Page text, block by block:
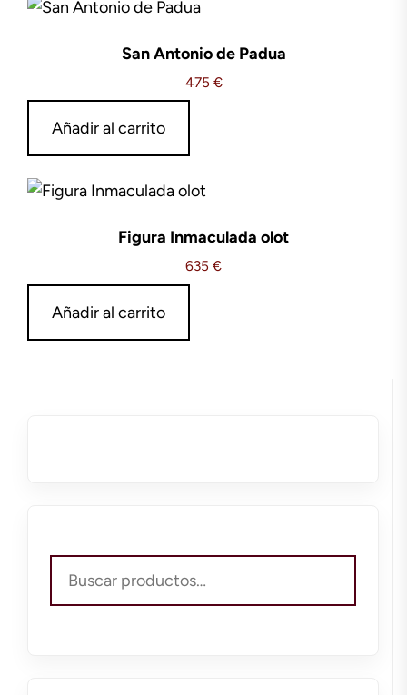
San Antonio de Padua
475 €
Añadir al carrito
Figura Inmaculada olot
635 €
Añadir al carrito
por: